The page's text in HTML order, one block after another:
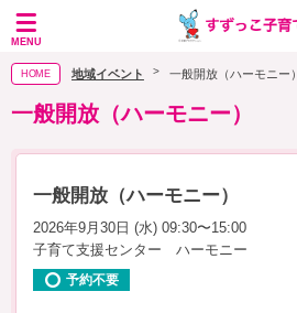
MENU
HOME 地域イベント 一般開放（ハーモニー）
一般開放（ハーモニー）
一般開放（ハーモニー）
2026年9月30日 (水) 09:30〜15:00
子育て支援センター ハーモニー
予約不要